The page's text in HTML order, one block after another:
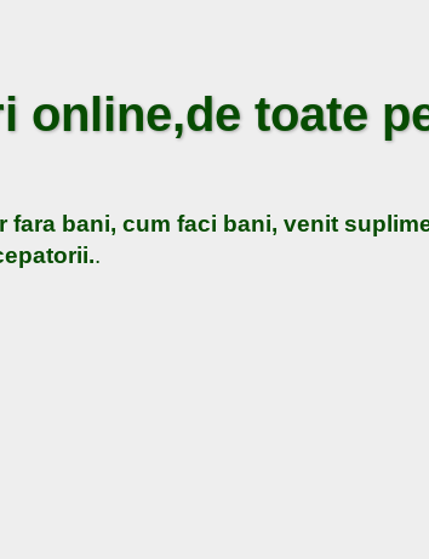
online,de toate
bani, cum faci bani, venit
.